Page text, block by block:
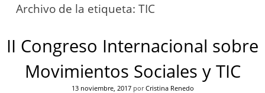
Archivo de la etiqueta:TIC
II Congreso Internacional sobre
Movimientos Sociales y TIC
13 noviembre, 2017porCristina Renedo